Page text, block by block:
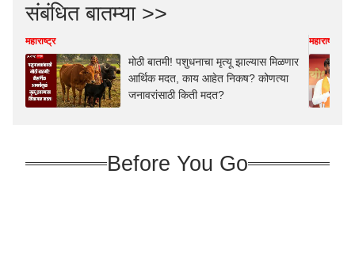
संबंधित बातम्या >>
महाराष्ट्र
मोठी बातमी! पशुधनाचा मृत्यू झाल्यास मिळणार
आर्थिक मदत, काय आहेत निकष? कोणत्या
जनावरांसाठी किती मदत?
महाराष्ट्र
Before You Go